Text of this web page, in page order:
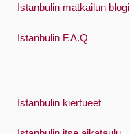
Istanbulin matkailun blogi
Istanbulin F.A.Q
Istanbulin kiertueet